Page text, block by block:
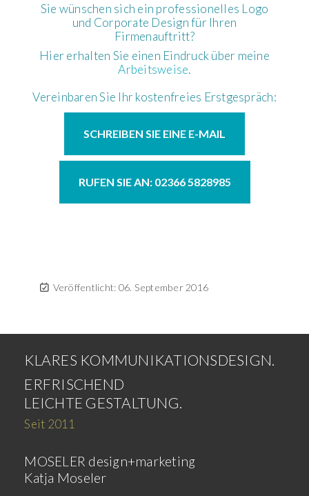
Sie wünschen sich ein professionelles Logo
und Corporate Design für Ihren
Firmenauftritt?
Hier erhalten Sie einen Eindruck über meine
Arbeitsweise.
Vereinbaren Sie Ihr kostenfreies Erstgespräch:
SCHREIBEN SIE EINE E-MAIL
RUFEN SIE AN: 02366 5828985
Veröffentlicht: 06. September 2016
KLARES KOMMUNIKATIONSDESIGN.
ERFRISCHEND
LEICHTE GESTALTUNG.
Seit 2011
MOSELER design+marketing
Katja Moseler